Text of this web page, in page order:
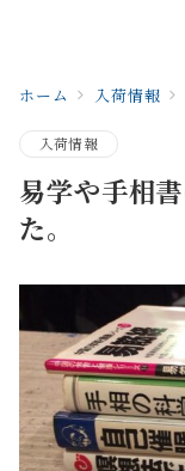
ホーム 入荷情報
入荷情報
易学や手相
た。